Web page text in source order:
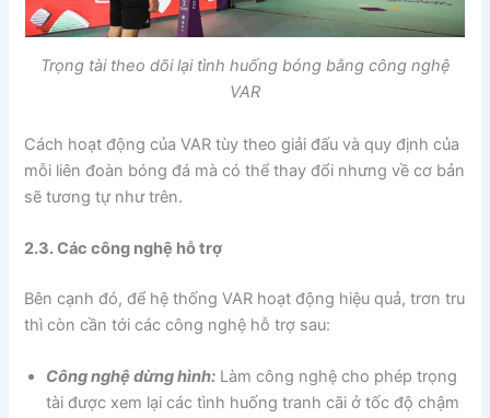
Trọng tài theo dõi lại tình huống bóng bằng công nghệ
VAR
Cách hoạt động của VAR tùy theo giải đấu và quy định của
mỗi liên đoàn bóng đá mà có thể thay đổi nhưng về cơ bản
sẽ tương tự như trên.
2.3. Các công nghệ hỗ trợ
Bên cạnh đó, để hệ thống VAR hoạt động hiệu quả, trơn tru
thì còn cần tới các công nghệ hỗ trợ sau:
Công nghệ dừng hình: Làm công nghệ cho phép trọng
tài được xem lại các tình huống tranh cãi ở tốc độ chậm